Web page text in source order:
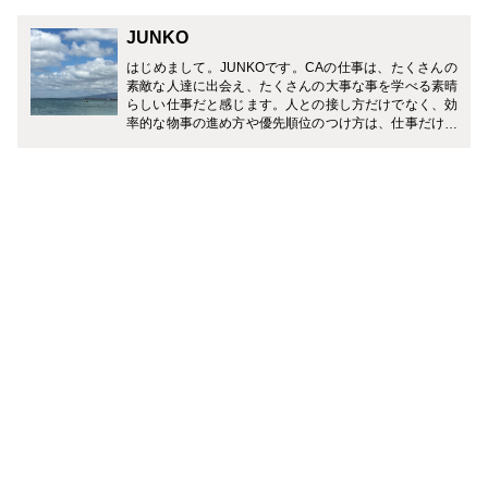
JUNKO
はじめまして。JUNKOです。CAの仕事は、たくさんの
素敵な人達に出会え、たくさんの大事な事を学べる素晴
らしい仕事だと感じます。人との接し方だけでなく、効
率的な物事の進め方や優先順位のつけ方は、仕事だけで